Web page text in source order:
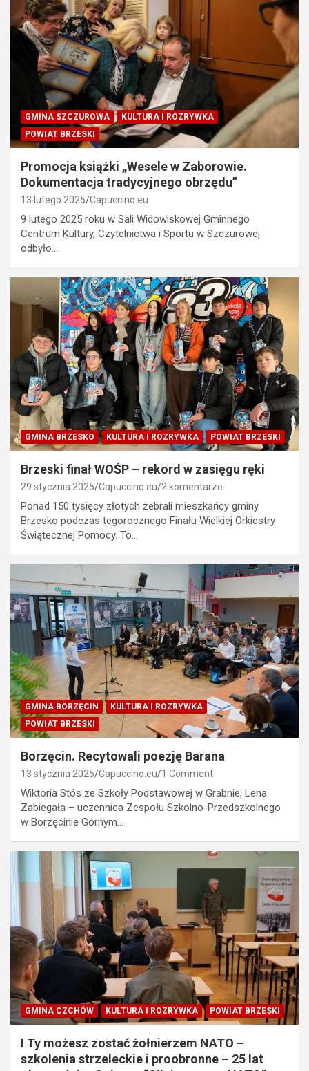
GMINA SZCZUROWA
KULTURA I ROZRYWKA
POWIAT BRZESKI
Promocja książki „Wesele w Zaborowie.
Dokumentacja tradycyjnego obrzędu”
13 lutego 2025 Capuccino.eu
9 lutego 2025 roku w Sali Widowiskowej Gminnego
Centrum Kultury, Czytelnictwa i Sportu w Szczurowej
odbyło…
GMINA BRZESKO KULTURA I ROZRYWKA POWIAT BRZESKI
Brzeski finał WOŚP – rekord w zasięgu ręki
29 stycznia 2025 Capuccino.eu 2 komentarze
Ponad 150 tysięcy złotych zebrali mieszkańcy gminy
Brzesko podczas tegorocznego Finału Wielkiej Orkiestry
Świątecznej Pomocy. To…
GMINA BORZĘCIN
KULTURA I ROZRYWKA
POWIAT BRZESKI
Borzęcin. Recytowali poezję Barana
13 stycznia 2025 Capuccino.eu 1 Comment
Wiktoria Stós ze Szkoły Podstawowej w Grabnie, Lena
Zabiegała – uczennica Zespołu Szkolno-Przedszkolnego
w Borzęcinie Górnym…
GMINA CZCHÓW KULTURA I ROZRYWKA POWIAT BRZESKI
I Ty możesz zostać żołnierzem NATO –
szkolenia strzeleckie i proobronne – 25 lat